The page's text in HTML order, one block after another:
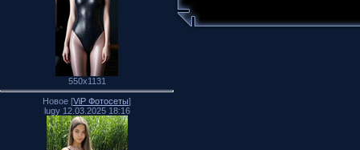
550x1131
Новое [ViP Фотосеты]
lugy 12.03.2025 18:16